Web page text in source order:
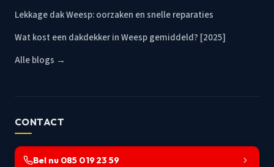
Lekkage dak Weesp: oorzaken en snelle reparaties
Wat kost een dakdekker in Weesp gemiddeld? [2025]
Alle blogs →
CONTACT
Bel nu 085 019 23 59